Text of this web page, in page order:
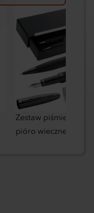
Zestaw piśmienny
pióro wieczne Mark